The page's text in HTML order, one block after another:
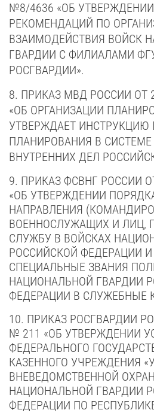
№8/4636 «ОБ
РЕКОМЕНДАЦИЙ ПО
ВЗАИМОДЕЙСТВИЯ ВОЙСК
ГВАРДИИ С ФИЛИАЛАМИ
РОСГВАРДИИ».
8. ПРИКАЗ МВД РОССИИ ОТ
«ОБ ОРГАНИЗАЦИИ
УТВЕРЖДАЕТ ИНСТРУКЦИЮ
ПЛАНИРОВАНИЯ В СИСТЕМЕ
ВНУТРЕННИХ ДЕЛ
9. ПРИКАЗ ФСВНГ РОССИИ
«ОБ УТВЕРЖДЕНИИ
НАПРАВЛЕНИЯ
ВОЕННОСЛУЖАЩИХ И ЛИЦ,
СЛУЖБУ В ВОЙСКАХ
РОССИЙСКОЙ ФЕДЕРАЦИИ
СПЕЦИАЛЬНЫЕ ЗВАНИЯ
НАЦИОНАЛЬНОЙ ГВАРДИИ
ФЕДЕРАЦИИ В СЛУЖЕБНЫЕ
10. ПРИКАЗ РОСГВАРДИИ
№ 211 «ОБ УТВЕРЖДЕНИИ
ФЕДЕРАЛЬНОГО
КАЗЕННОГО УЧРЕЖДЕНИЯ
ВНЕВЕДОМСТВЕННОЙ
НАЦИОНАЛЬНОЙ ГВАРДИИ
ФЕДЕРАЦИИ ПО